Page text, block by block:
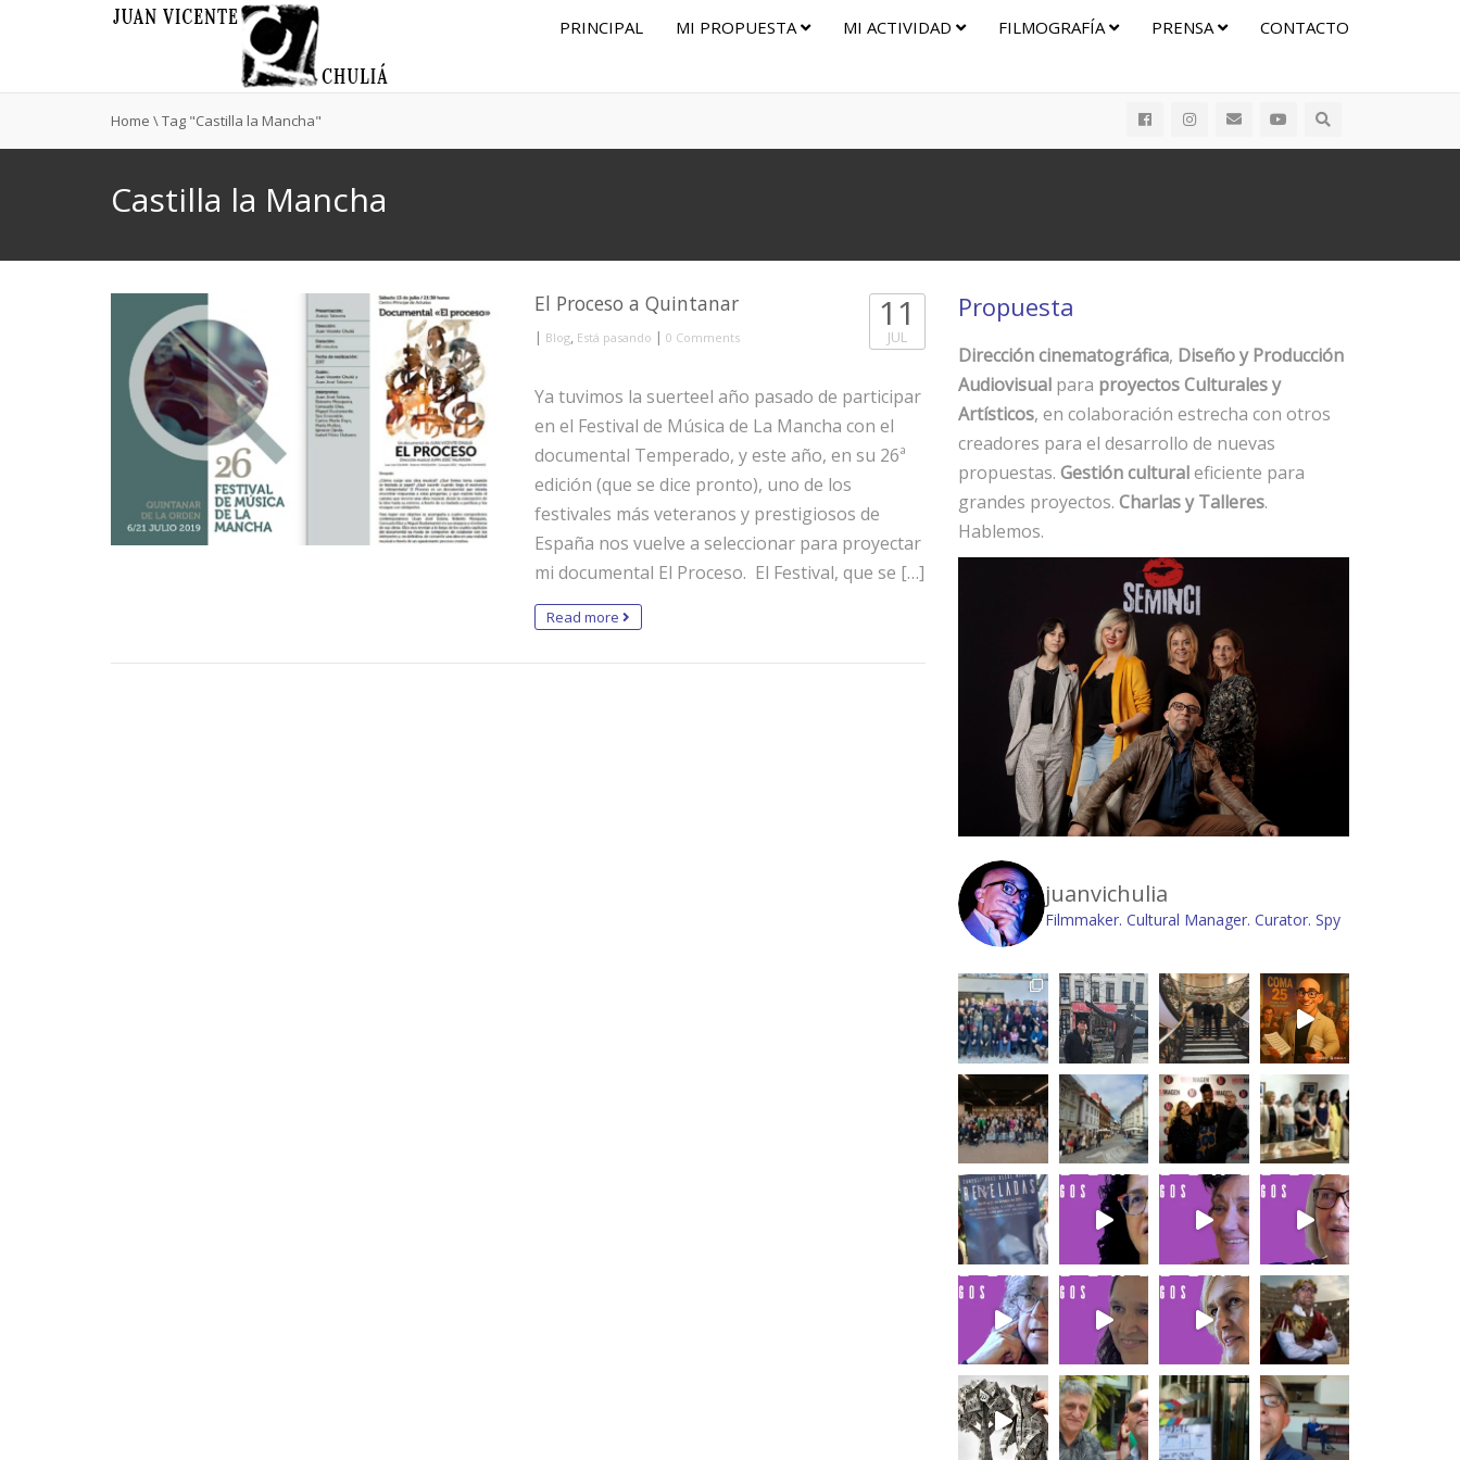
PRINCIPAL MI PROPUESTA MI ACTIVIDAD FILMOGRAFÍA PRENSA CONTACTO
Home \Tag "Castilla la Mancha"
Castilla la Mancha
El Proceso a Quintanar
| Blog, Está pasando | 0 Comments
11
JUL
Ya tuvimos la suerteel año pasado de participar
en el Festival de Música de La Mancha con el
documental Temperado, y este año, en su 26ª
edición (que se dice pronto), uno de los
festivales más veteranos y prestigiosos de
España nos vuelve a seleccionar para proyectar
mi documental El Proceso. El Festival, que se […]
Read more
Propuesta
Dirección cinematográfica, Diseño y Producción
Audiovisual para proyectos Culturales y
Artísticos, en colaboración estrecha con otros
creadores para el desarrollo de nuevas
propuestas. Gestión culturaleficiente para
grandes proyectos. Charlas y Talleres.
Hablemos.
juanvichulia
Filmmaker. Cultural Manager. Curator. Spy